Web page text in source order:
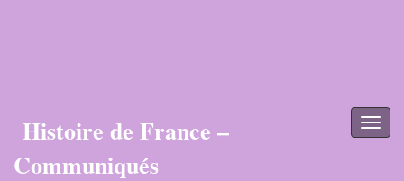
Histoire de France –
Communiqués